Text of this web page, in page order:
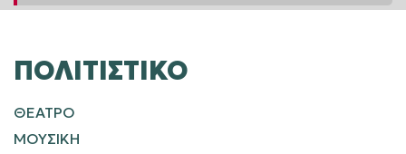
ΠΟΛΙΤΙΣΤΙΚΌ
ΘΕΑΤΡΟ
ΜΟΥΣΙΚΗ